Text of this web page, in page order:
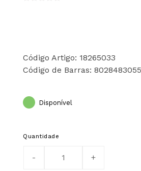
Código Artigo: 18265033
Código de Barras:
Disponível
Quantidade